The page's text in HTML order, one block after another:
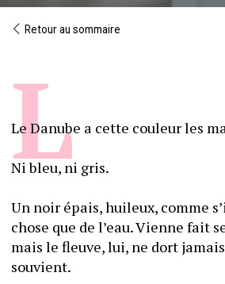
Retour au sommaire
Ni bleu, ni gris.
Un noir épais, huileux, comme
chose que de l’eau. Vienne fait
mais le fleuve, lui, ne dort
souvient.